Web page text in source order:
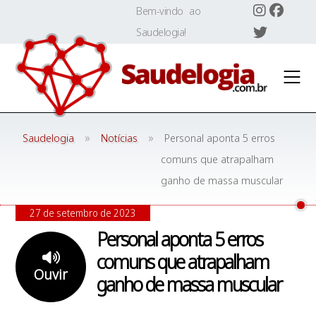
content
Bem-vindo ao
Saudelogia!
Saudelogia » Notícias »
Personal aponta 5 erros
comuns que atrapalham
ganho de massa muscular
Personal aponta 5 erros
comuns que atrapalham
ganho de massa muscular
Ouvir
27 de setembro de 2023